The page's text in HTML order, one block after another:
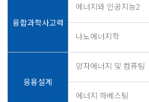
융합과학사고력
에너지와 인공지능2
나노에너지학
응용설계
양자에너지 및 컴퓨팅
에너지 하베스팅